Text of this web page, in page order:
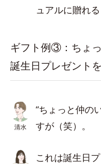
ュアルに贈れ
ギフト例③：ちょ
誕生日プレゼント
清水
“ちょっと仲の
すが（笑）。
これは誕生日